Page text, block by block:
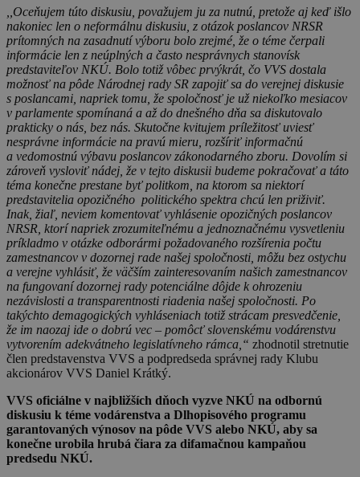
,,Oceňujem túto diskusiu, považujem ju za nutnú, pretože aj keď išlo
nakoniec len o neformálnu diskusiu, z otázok poslancov NRSR
prítomných na zasadnutí výboru bolo zrejmé, že o téme čerpali
informácie len z neúplných a často nesprávnych stanovísk
predstaviteľov NKÚ. Bolo totiž vôbec prvýkrát, čo VVS dostala
možnosť na pôde Národnej rady SR zapojiť sa do verejnej diskusie
s poslancami, napriek tomu, že spoločnosť je už niekoľko mesiacov
v parlamente spomínaná a až do dnešného dňa sa diskutovalo
prakticky o nás, bez nás. Skutočne kvitujem príležitosť uviesť
nesprávne informácie na pravú mieru, rozšíriť informačnú
a vedomostnú výbavu poslancov zákonodarného zboru. Dovolím si
zároveň vysloviť nádej, že v tejto diskusii budeme pokračovať a táto
téma konečne prestane byť politkom, na ktorom sa niektorí
predstavitelia opozičného politického spektra chcú len priživiť.
Inak, žiaľ, neviem komentovať vyhlásenie opozičných poslancov
NRSR, ktorí napriek zrozumiteľnému a jednoznačnému vysvetleniu
príkladmo v otázke odborármi požadovaného rozšírenia počtu
zamestnancov v dozornej rade našej spoločnosti, môžu bez ostychu
a verejne vyhlásiť, že väčším zainteresovaním našich zamestnancov
na fungovaní dozornej rady potenciálne dôjde k ohrozeniu
nezávislosti a transparentnosti riadenia našej spoločnosti. Po
takýchto demagogických vyhláseniach totiž strácam presvedčenie,
že im naozaj ide o dobrú vec – pomôcť slovenskému vodárenstvu
vytvorením adekvátneho legislatívneho rámca,“ zhodnotil stretnutie
člen predstavenstva VVS a podpredseda správnej rady Klubu
akcionárov VVS Daniel Krátký.
VVS oficiálne v najbližších dňoch vyzve NKÚ na odbornú
diskusiu k téme vodárenstva a Dlhopisového programu
garantovaných výnosov na pôde VVS alebo NKÚ, aby sa
konečne urobila hrubá čiara za difamačnou kampaňou
predsedu NKÚ.